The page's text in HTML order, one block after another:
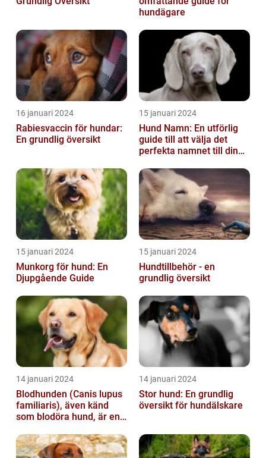
hundägare
16 januari 2024
Rabiesvaccin för hundar:
En grundlig översikt
15 januari 2024
Hund Namn: En utförlig
guide till att välja det
perfekta namnet till din
15 januari 2024
Munkorg för hund: En
Djupgående Guide
15 januari 2024
Hundtillbehör - en
grundlig översikt
14 januari 2024
Blodhunden (Canis lupus
familiaris), även känd
som blodöra hund, är en
kara...
14 januari 2024
Stor hund: En grundlig
översikt för hundälskare